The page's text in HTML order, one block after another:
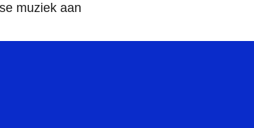
muziek aan